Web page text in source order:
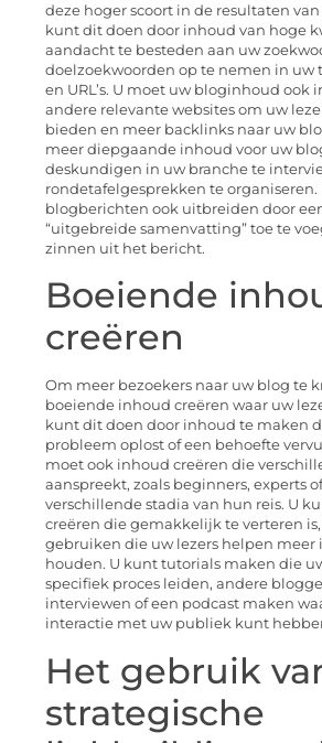
deze hoger scoort in de resultaten
kunt dit doen door inhoud van hoge
aandacht te besteden aan uw
doelzoekwoorden op te nemen in uw
en URL’s. U moet uw bloginhoud ook
andere relevante websites om uw
bieden en meer backlinks naar uw
meer diepgaande inhoud voor uw
deskundigen in uw branche te
rondetafelgesprekken te organiseren.
blogberichten ook uitbreiden door
“uitgebreide samenvatting” toe te
zinnen uit het bericht.
Boeiende
creëren
Om meer bezoekers naar uw blog te
boeiende inhoud creëren waar uw
kunt dit doen door inhoud te maken
probleem oplost of een behoefte
moet ook inhoud creëren die
aanspreekt, zoals beginners, experts
verschillende stadia van hun reis. U
creëren die gemakkelijk te verteren
gebruiken die uw lezers helpen meer
houden. U kunt tutorials maken die
specifiek proces leiden, andere
interviewen of een podcast maken
interactie met uw publiek kunt
Het gebruik
strategische